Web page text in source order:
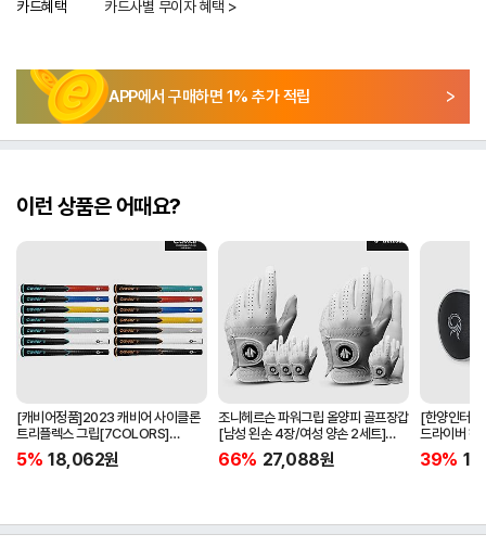
카드혜택 카드사별 무이자 혜택 >
APP에서 구매하면 1% 추가 적립
이런 상품은 어때요?
[캐비어정품]2023 캐비어 사이클론
트리플렉스 그립[7COLORS]
[라운드][39g/42g/46g/50g]
[R/S 토크]
5% 18,062원
조니헤르슨 파워그립 올양피 골프장갑
[남성 왼손 4장/여성 양손 2세트]
[화이트][케이스포함]
66% 27,088원
[한양인터
드라이버 헤
[HD-302]
39%